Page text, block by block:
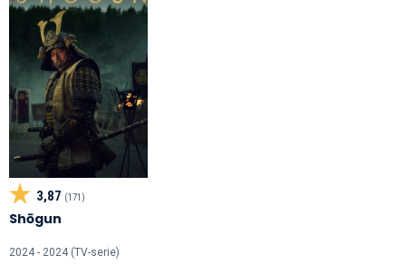
3,87 (171)
Shōgun
2024 - 2024 (TV-serie)